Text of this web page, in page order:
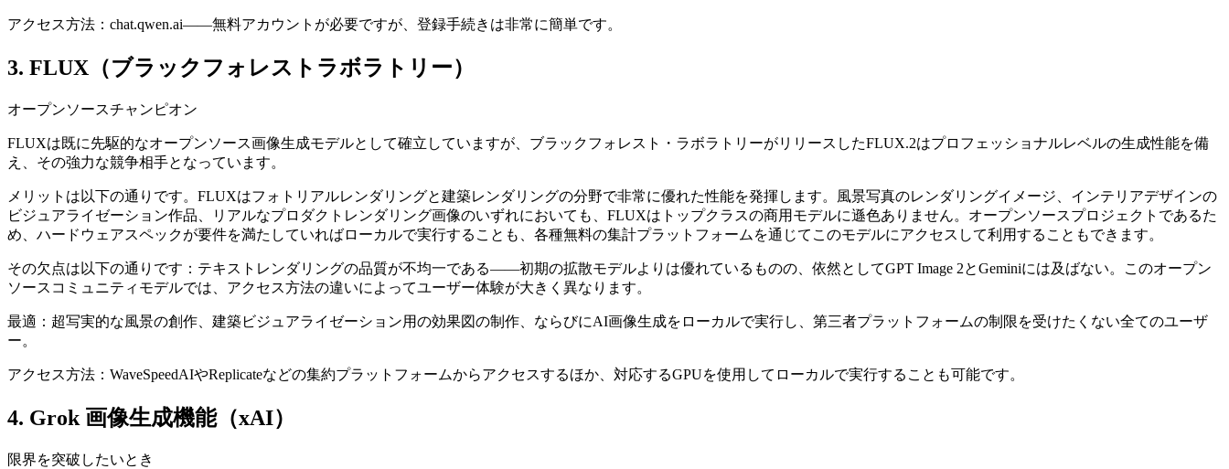
アクセス方法：chat.qwen.ai——無料アカウントが必要ですが、登録手続きは非常に簡単です。
3. FLUX（ブラックフォレストラボラトリー）
オープンソースチャンピオン
FLUXは既に先駆的なオープンソース画像生成モデルとして確立していますが、ブラックフォレスト・ラボラトリーがリリースしたFLUX.2はプロフェッショナルレベルの生成性能を備
え、その強力な競争相手となっています。
メリットは以下の通りです。FLUXはフォトリアルレンダリングと建築レンダリングの分野で非常に優れた性能を発揮します。風景写真のレンダリングイメージ、インテリアデザインの
ビジュアライゼーション作品、リアルなプロダクトレンダリング画像のいずれにおいても、FLUXはトップクラスの商用モデルに遜色ありません。オープンソースプロジェクトであるた
め、ハードウェアスペックが要件を満たしていればローカルで実行することも、各種無料の集計プラットフォームを通じてこのモデルにアクセスして利用することもできます。
その欠点は以下の通りです：テキストレンダリングの品質が不均一である——初期の拡散モデルよりは優れているものの、依然としてGPT Image 2とGeminiには及ばない。このオープン
ソースコミュニティモデルでは、アクセス方法の違いによってユーザー体験が大きく異なります。
最適：超写実的な風景の創作、建築ビジュアライゼーション用の効果図の制作、ならびにAI画像生成をローカルで実行し、第三者プラットフォームの制限を受けたくない全てのユーザ
ー。
アクセス方法：WaveSpeedAIやReplicateなどの集約プラットフォームからアクセスするほか、対応するGPUを使用してローカルで実行することも可能です。
4. Grok 画像生成機能（xAI）
限界を突破したいとき